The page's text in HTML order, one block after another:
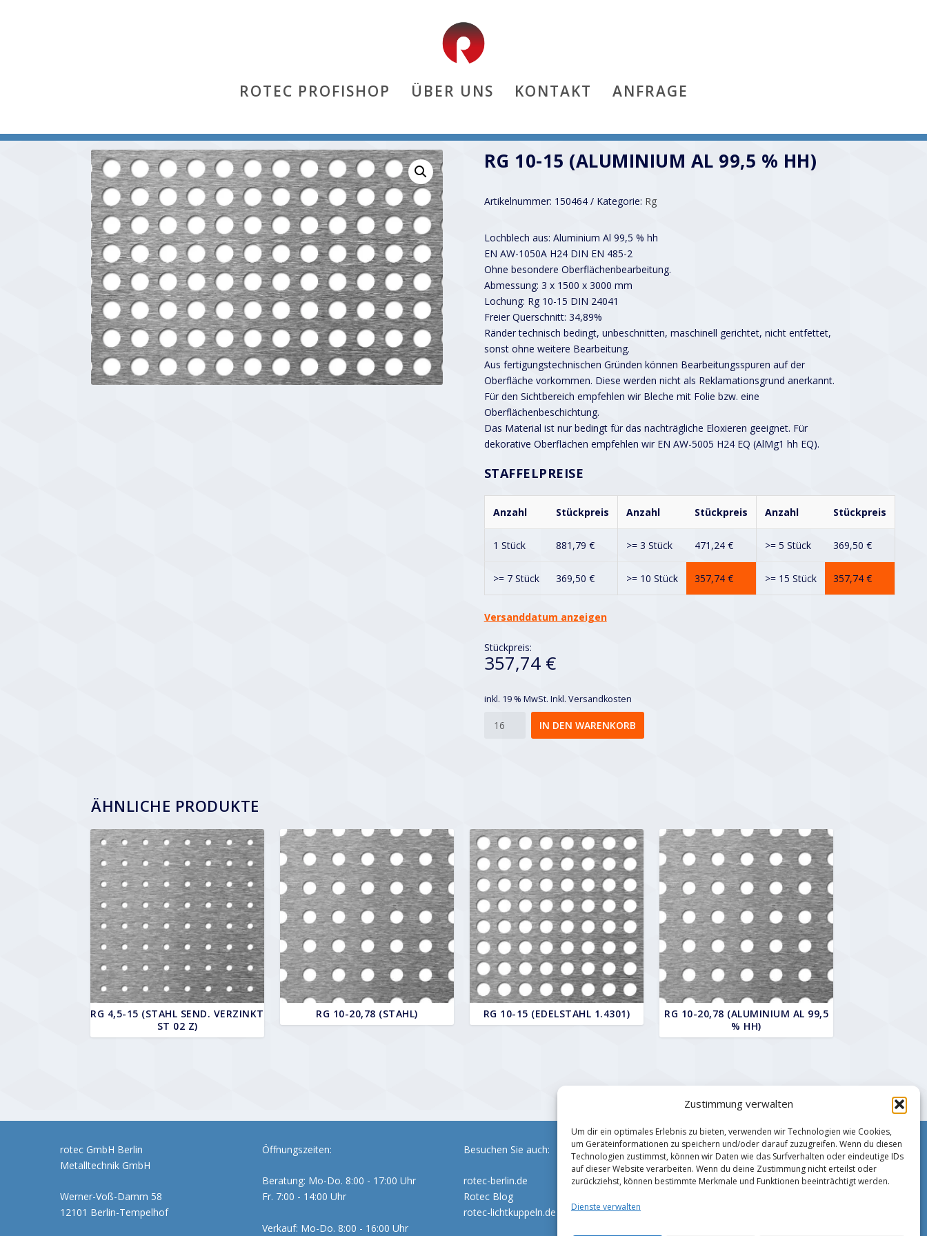
Zustimmung verwalten
Um dir ein optimales Erlebnis zu bieten, verwenden wir Technologien wie Cookies,
um Geräteinformationen zu speichern und/oder darauf zuzugreifen. Wenn du diesen
Technologien zustimmst, können wir Daten wie das Surfverhalten oder eindeutige IDs
auf dieser Website verarbeiten. Wenn du deine Zustimmung nicht erteilst oder
zurückziehst, können bestimmte Merkmale und Funktionen beeinträchtigt werden.
Dienste verwalten
ROTEC PROFISHOP ÜBER UNS KONTAKT ANFRAGE
Start/Rg/ Rg 10-15 (Aluminium Al 99,5 % hh)
RG 10-15 (ALUMINIUM AL 99,5 % HH)
Artikelnummer: 150464 Kategorie: Rg
Lochblech aus: Aluminium Al 99,5 % hh
EN AW-1050A H24 DIN EN 485-2
Ohne besondere Oberflächenbearbeitung.
Abmessung: 3 x 1500 x 3000 mm
Lochung: Rg 10-15 DIN 24041
Freier Querschnitt: 34,89%
Ränder technisch bedingt, unbeschnitten, maschinell gerichtet, nicht entfettet,
sonst ohne weitere Bearbeitung.
Aus fertigungstechnischen Gründen können Bearbeitungsspuren auf der
Oberfläche vorkommen. Diese werden nicht als Reklamationsgrund anerkannt.
Für den Sichtbereich empfehlen wir Bleche mit Folie bzw. eine
Oberflächenbeschichtung.
Das Material ist nur bedingt für das nachträgliche Eloxieren geeignet. Für
dekorative Oberflächen empfehlen wir EN AW-5005 H24 EQ (AlMg1 hh EQ).
STAFFELPREISE
Anzahl Stückpreis Anzahl Stückpreis Anzahl Stückpreis
1 Stück 881,79 € >= 3 Stück 471,24 € >= 5 Stück 369,50 €
>= 7 Stück 369,50 € >= 10 Stück 357,74 € >= 15 Stück 357,74 €
Versanddatum anzeigen
Stückpreis:
357,74 €
inkl. 19 % MwSt. Inkl. Versandkosten
IN DEN WARENKORB
ÄHNLICHE PRODUKTE
RG 4,5-15 (STAHL SEND. VERZINKT
ST 02 Z)
RG 10-20,78 (STAHL) RG 10-15 (EDELSTAHL 1.4301)
RG 10-20,78 (ALUMINIUM AL 99,5
% HH)
rotec GmbH Berlin
Metalltechnik GmbH
Werner-Voß-Damm 58
12101 Berlin-Tempelhof
Öffnungszeiten:
Beratung: Mo-Do. 8:00 - 17:00 Uhr
Fr. 7:00 - 14:00 Uhr
Verkauf: Mo-Do. 8:00 - 16:00 Uhr
Besuchen Sie auch:
rotec-berlin.de
Rotec Blog
rotec-lichtkuppeln.de
Impressum
Zahlungsmethoden
Datenschutz